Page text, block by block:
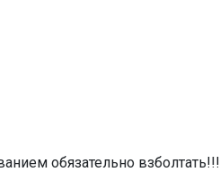
обязательно взболтать!!!